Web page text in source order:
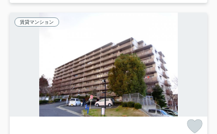
賃貸マンション